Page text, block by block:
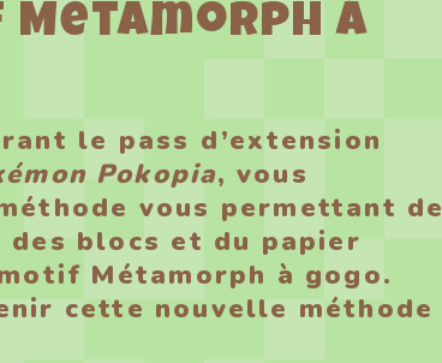
à
le pass d’extension
Pokopia, vous
vous permettant de
des blocs et du papier
Métamorph à gogo.
cette nouvelle méthode